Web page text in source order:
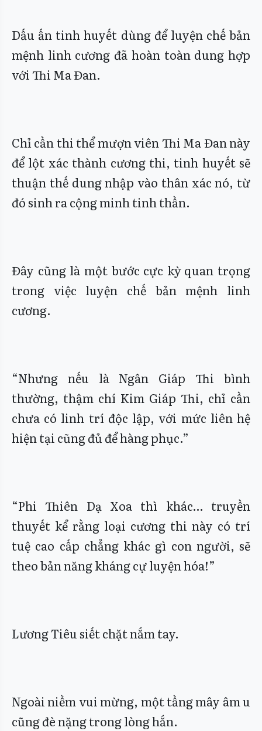
Dấu ấn tinh huyết dùng để luyện chế bản
mệnh linh cương đã hoàn toàn dung hợp
với Thi Ma Đan.
Chỉ cần thi thể mượn viên Thi Ma Đan này
để lột xác thành cương thi, tinh huyết sẽ
thuận thế dung nhập vào thân xác nó, từ
đó sinh ra cộng minh tinh thần.
Đây cũng là một bước cực kỳ quan trọng
trong việc luyện chế bản mệnh linh
cương.
“Nhưng nếu là Ngân Giáp Thi bình
thường, thậm chí Kim Giáp Thi, chỉ cần
chưa có linh trí độc lập, với mức liên hệ
hiện tại cũng đủ để hàng phục.”
“Phi Thiên Dạ Xoa thì khác… truyền
thuyết kể rằng loại cương thi này có trí
tuệ cao cấp chẳng khác gì con người, sẽ
theo bản năng kháng cự luyện hóa!”
Lương Tiêu siết chặt nắm tay.
Ngoài niềm vui mừng, một tầng mây âm u
cũng đè nặng trong lòng hắn.